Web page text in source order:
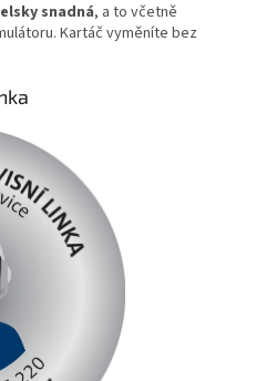
snadná, a to včetně
Kartáč vyměníte bez